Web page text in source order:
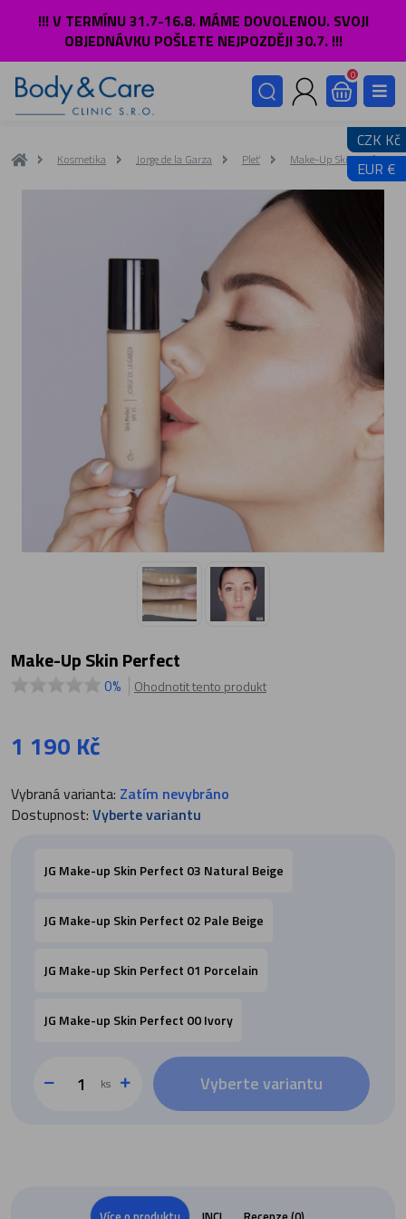
CZK Kč
EUR €
!!! V TERMÍNU 31.7-16.8. MÁME DOVOLENOU. SVOJI
OBJEDNÁVKU POŠLETE NEJPOZDĚJI 30.7. !!!
0
Kosmetika Jorge de la Garza Pleť Make-Up Skin Perfect
Make-Up Skin Perfect
0% Ohodnotit tento produkt
1 190 Kč
Vybraná varianta: Zatím nevybráno
Dostupnost: Vyberte variantu
JG Make-up Skin Perfect 03 Natural Beige
JG Make-up Skin Perfect 02 Pale Beige
JG Make-up Skin Perfect 01 Porcelain
JG Make-up Skin Perfect 00 Ivory
ks Vyberte variantu